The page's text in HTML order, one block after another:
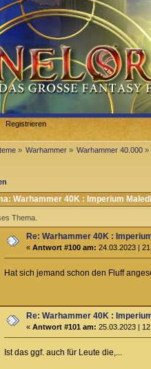
Registrieren
» Warhammer » Warhammer 40.000 »
Warhammer 40K : Imperium
Thema.
Re: Warhammer 40K :
«Antwort #100 am: 24.03.2023 |
Hat sich jemand schon den Fluff
Re: Warhammer 40K :
«Antwort #101 am: 25.03.2023 |
Ist das ggf. auch für Leute die,...